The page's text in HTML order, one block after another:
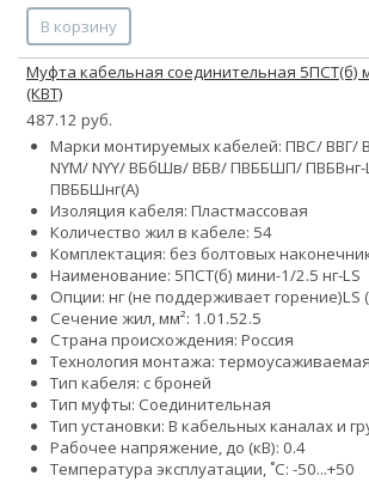
В корзину
Муфта кабельная соединительная 5ПСТ(б)
(КВТ)
487.12 руб.
Марки монтируемых кабелей: ПВС/ ВВГ/
NYM/ NYY/ ВБбШв/ ВБВ/ ПВББШП/
ПВББШнг(А)
Изоляция кабеля: Пластмассовая
Количество жил в кабеле: 54
Комплектация: без болтовых
Наименование: 5ПСТ(б) мини-1/2.5 нг-LS
Опции: нг (не поддерживает горение)LS
Сечение жил, мм²: 1.01.52.5
Страна происхождения: Россия
Технология монтажа: термоусаживаемая
Тип кабеля: с броней
Тип муфты: Соединительная
Тип установки: В кабельных каналах и
Рабочее напряжение, до (кВ): 0.4
Температура эксплуатации, ˚С: -50...+50